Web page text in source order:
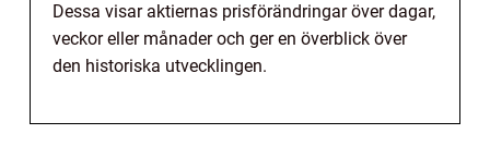
Dessa visar aktiernas prisförändringar över dagar,
veckor eller månader och ger en överblick över
den historiska utvecklingen.